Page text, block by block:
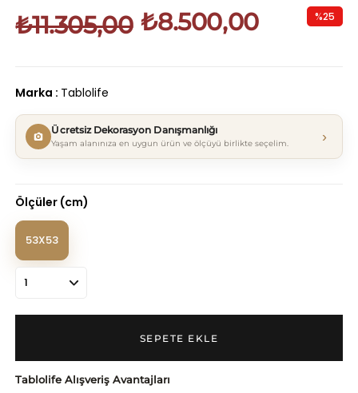
₺11.305,00 ₺8.500,00 %25
Marka : Tablolife
Ücretsiz Dekorasyon Danışmanlığı
Yaşam alanınıza en uygun ürün ve ölçüyü birlikte seçelim. ›
Ölçüler (cm)
53X53
Tablolife Alışveriş Avantajları